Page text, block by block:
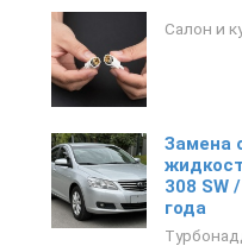
Салон и
Замена
308 SW
года